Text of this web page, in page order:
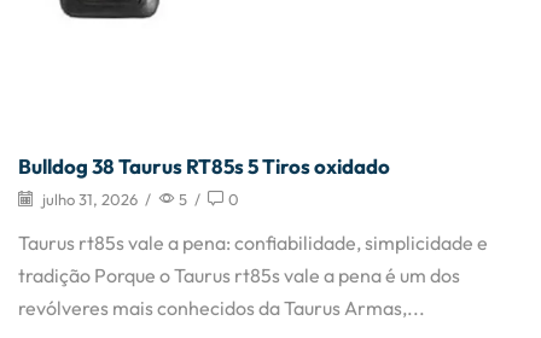
Bulldog 38 Taurus RT85s 5 Tiros oxidado
julho 31, 2026 / 5 / 0
Taurus rt85s vale a pena: confiabilidade, simplicidade e
tradição Porque o Taurus rt85s vale a pena é um dos
revólveres mais conhecidos da Taurus Armas,...